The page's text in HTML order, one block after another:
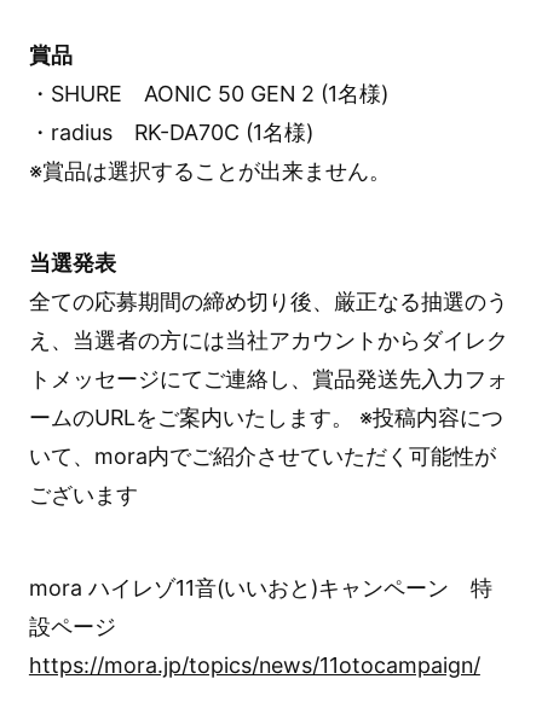
賞品
・SHURE AONIC 50 GEN 2 (1名様)
・radius RK-DA70C (1名様)
※賞品は選択することが出来ません。
当選発表
全ての応募期間の締め切り後、厳正なる抽選のう
え、当選者の方には当社アカウントからダイレク
トメッセージにてご連絡し、賞品発送先入力フォ
ームのURLをご案内いたします。 ※投稿内容につ
いて、mora内でご紹介させていただく可能性が
ございます
mora ハイレゾ11音(いいおと)キャンペーン 特
設ページ
https://mora.jp/topics/news/11otocampaign/